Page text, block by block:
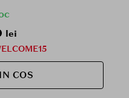
lei
COS